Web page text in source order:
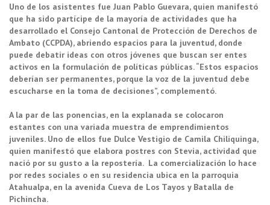
Uno de los asistentes fue Juan Pablo Guevara, quien manifestó
que ha sido partícipe de la mayoría de actividades que ha
desarrollado el Consejo Cantonal de Protección de Derechos de
Ambato (CCPDA), abriendo espacios para la juventud, donde
puede debatir ideas con otros jóvenes que buscan ser entes
activos en la formulación de políticas públicas. “Estos espacios
deberían ser permanentes, porque la voz de la juventud debe
escucharse en la toma de decisiones”, complementó.
A la par de las ponencias, en la explanada se colocaron
estantes con una variada muestra de emprendimientos
juveniles. Uno de ellos fue Dulce Vestigio de Camila Chiliquinga,
quien manifestó que elabora postres con Stevia, actividad que
nació por su gusto a la repostería. La comercialización lo hace
por redes sociales o en su residencia ubica en la parroquia
Atahualpa, en la avenida Cueva de Los Tayos y Batalla de
Pichincha.